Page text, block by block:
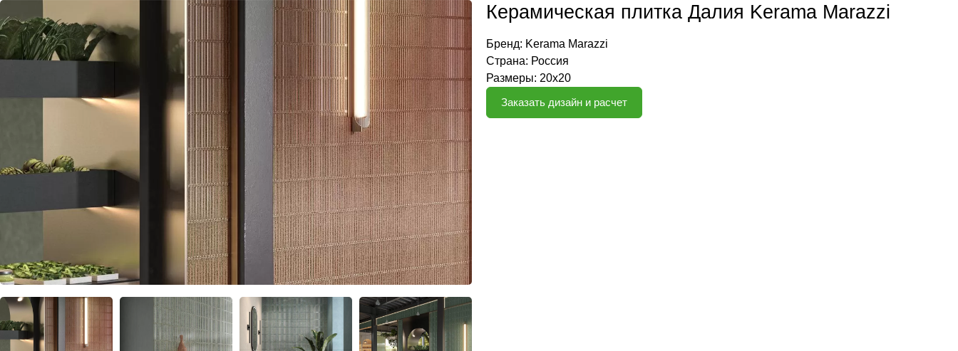
Керамическая плитка Далия Kerama Marazzi
Бренд: Kerama Marazzi
Страна: Россия
Размеры: 20х20
Заказать дизайн и расчет